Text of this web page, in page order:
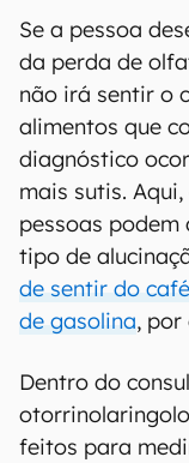
Se a pessoa
da perda de
não irá sentir o
alimentos que
diagnóstico
mais sutis.
pessoas
tipo de
de sentir do
de gasolina, por
Dentro do
feitos para